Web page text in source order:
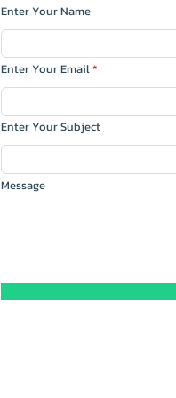
Enter Your Name
Enter Your Email
Enter Your Subject
Message